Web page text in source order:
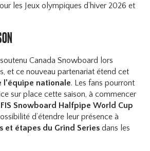
les Jeux olympiques d’hiver 2026 et
Canada Snowboard lors
et ce nouveau partenariat étend cet
l’équipe nationale. Les fans pourront
sur place cette saison, à commencer
Snowboard Halfpipe World Cup
d’étendre leur présence à
et étapes du Grind Series dans les